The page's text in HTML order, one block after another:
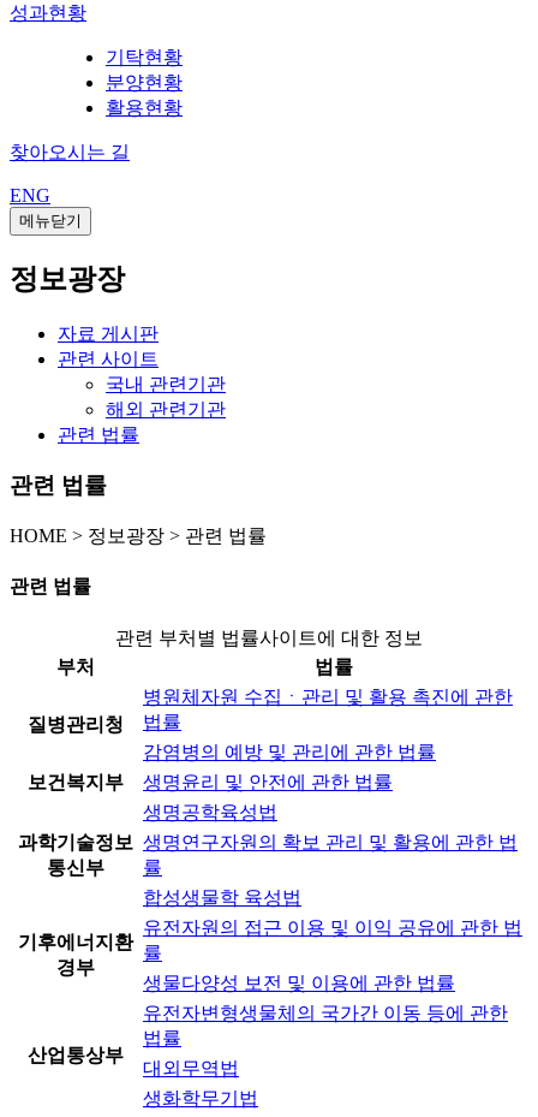
성과현황
기탁현황
분양현황
활용현황
찾아오시는 길
ENG
메뉴닫기
정보광장
자료 게시판
관련 사이트
국내 관련기관
해외 관련기관
관련 법률
관련 법률
HOME > 정보광장 > 관련 법률
관련 법률
관련 부처별 법률사이트에 대한 정보
부처
법률
질병관리청
병원체자원 수집ㆍ관리 및 활용 촉진에 관한
법률
감염병의 예방 및 관리에 관한 법률
보건복지부
생명윤리 및 안전에 관한 법률
과학기술정보
통신부
생명공학육성법
생명연구자원의 확보 관리 및 활용에 관한 법
률
합성생물학 육성법
기후에너지환
경부
유전자원의 접근 이용 및 이익 공유에 관한 법
률
생물다양성 보전 및 이용에 관한 법률
산업통상부
유전자변형생물체의 국가간 이동 등에 관한
법률
대외무역법
생화학무기법